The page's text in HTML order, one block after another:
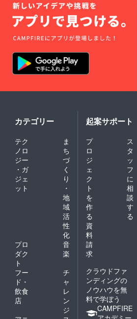
カテゴリー
テク
ノロ
ジー
・ガ
ジェ
ット
ま
ち
づ
く
り
・
地
域
活
性
化
プロ
ダク
ト
音
楽
フー
ド・
飲食
店
チ
ャ
レ
ン
ジ
起案サポート
プ
ロ
ジ
ェ
ク
ト
を
作
る
ス
タ
ッ
フ
に
相
談
す
る
資
料
請
求
クラウドファ
ンディングの
ノウハウを無
料で学ぼう
CAMPFIRE